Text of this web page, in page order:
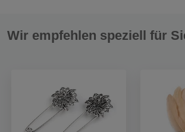
Wir empfehlen speziell für